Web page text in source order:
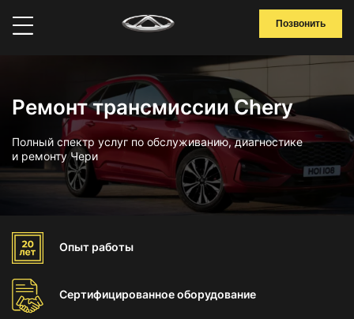
Позвонить
Ремонт трансмиссии Chery
Полный спектр услуг по обслуживанию, диагностике
и ремонту Чери
Опыт работы
Сертифицированноеоборудование